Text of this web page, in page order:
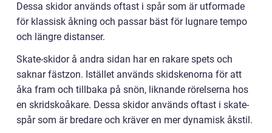
Dessa skidor används oftast i spår som är utformade
för klassisk åkning och passar bäst för lugnare tempo
och längre distanser.
Skate-skidor å andra sidan har en rakare spets och
saknar fästzon. Istället används skidskenorna för att
åka fram och tillbaka på snön, liknande rörelserna hos
en skridskoåkare. Dessa skidor används oftast i skate-
spår som är bredare och kräver en mer dynamisk åkstil.